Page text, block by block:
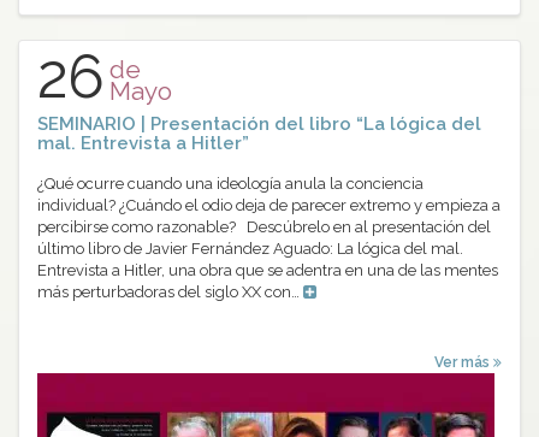
26 de
Mayo
SEMINARIO | Presentación del libro “La lógica del
mal. Entrevista a Hitler”
¿Qué ocurre cuando una ideología anula la conciencia
individual? ¿Cuándo el odio deja de parecer extremo y empieza a
percibirse como razonable? Descúbrelo en al presentación del
último libro de Javier Fernández Aguado: La lógica del mal.
Entrevista a Hitler, una obra que se adentra en una de las mentes
más perturbadoras del siglo XX con…
Ver más